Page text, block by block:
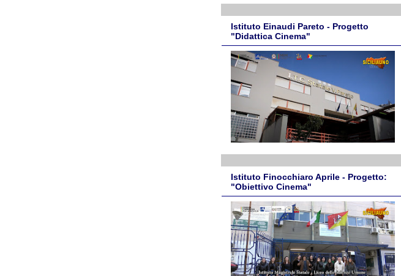
Istituto Einaudi Pareto - Progetto
"Didattica Cinema"
Istituto Finocchiaro Aprile - Progetto:
"Obiettivo Cinema"